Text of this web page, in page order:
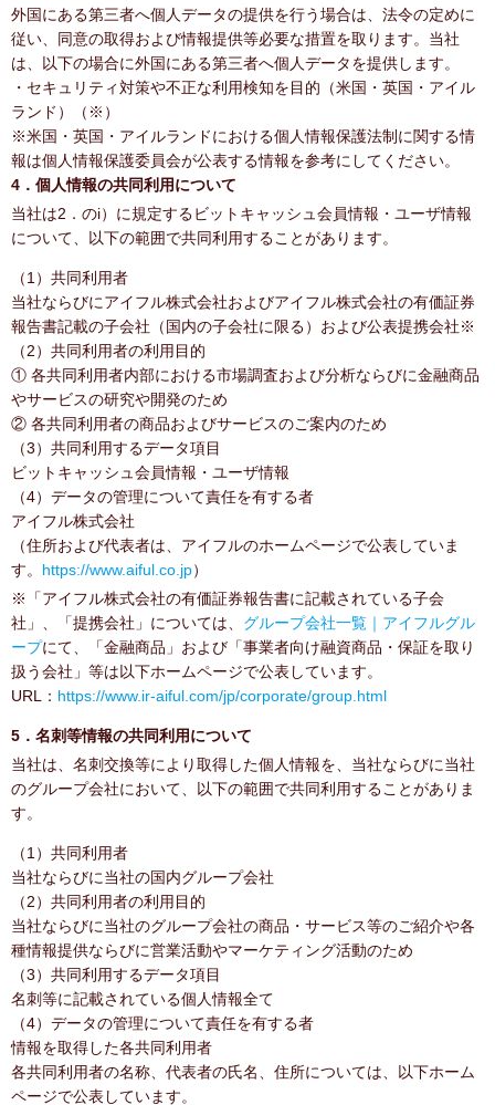
外国にある第三者へ個人データの提供を行う場合は、法令の定めに
従い、同意の取得および情報提供等必要な措置を取ります。当社
は、以下の場合に外国にある第三者へ個人データを提供します。
・セキュリティ対策や不正な利用検知を目的（米国・英国・アイル
ランド）（※）
※米国・英国・アイルランドにおける個人情報保護法制に関する情
報は個人情報保護委員会が公表する情報を参考にしてください。
4．個人情報の共同利用について
当社は2．のi）に規定するビットキャッシュ会員情報・ユーザ情報
について、以下の範囲で共同利用することがあります。
（1）共同利用者
当社ならびにアイフル株式会社およびアイフル株式会社の有価証券
報告書記載の子会社（国内の子会社に限る）および公表提携会社※
（2）共同利用者の利用目的
① 各共同利用者内部における市場調査および分析ならびに金融商品
やサービスの研究や開発のため
② 各共同利用者の商品およびサービスのご案内のため
（3）共同利用するデータ項目
ビットキャッシュ会員情報・ユーザ情報
（4）データの管理について責任を有する者
アイフル株式会社
（住所および代表者は、アイフルのホームページで公表していま
す。 https://www.aiful.co.jp）
※「アイフル株式会社の有価証券報告書に記載されている子会
社」、「提携会社」については、 グループ会社一覧｜アイフルグル
ープにて、「金融商品」および「事業者向け融資商品・保証を取り
扱う会社」等は以下ホームページで公表しています。
URL： https://www.ir-aiful.com/jp/corporate/group.html
5．名刺等情報の共同利用について
当社は、名刺交換等により取得した個人情報を、当社ならびに当社
のグループ会社において、以下の範囲で共同利用することがありま
す。
（1）共同利用者
当社ならびに当社の国内グループ会社
（2）共同利用者の利用目的
当社ならびに当社のグループ会社の商品・サービス等のご紹介や各
種情報提供ならびに営業活動やマーケティング活動のため
（3）共同利用するデータ項目
名刺等に記載されている個人情報全て
（4）データの管理について責任を有する者
情報を取得した各共同利用者
各共同利用者の名称、代表者の氏名、住所については、以下ホーム
ページで公表しています。